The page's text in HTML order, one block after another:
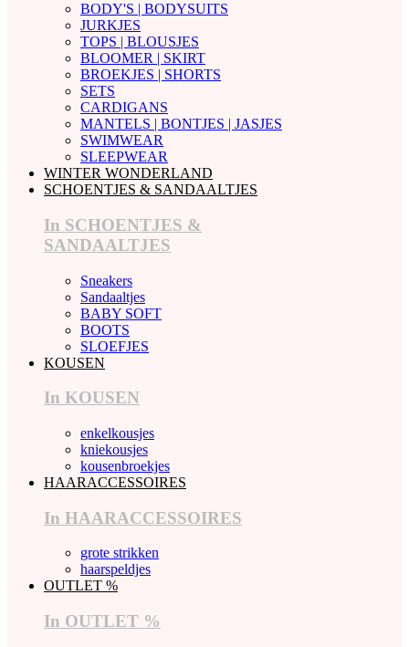
BODY'S | BODYSUITS
JURKJES
TOPS | BLOUSJES
BLOOMER | SKIRT
BROEKJES | SHORTS
SETS
CARDIGANS
MANTELS | BONTJES | JASJES
SWIMWEAR
SLEEPWEAR
WINTER WONDERLAND
SCHOENTJES & SANDAALTJES
In SCHOENTJES &
SANDAALTJES
Sneakers
Sandaaltjes
BABY SOFT
BOOTS
SLOEFJES
KOUSEN
In KOUSEN
enkelkousjes
kniekousjes
kousenbroekjes
HAARACCESSOIRES
In HAARACCESSOIRES
grote strikken
haarspeldjes
OUTLET %
In OUTLET %